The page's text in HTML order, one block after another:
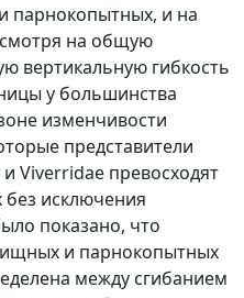
парнокопытных, и на
на общую
вертикальную гибкость
у большинства
изменчивости
представители
Viverridae превосходят
без исключения
показано, что
и парнокопытных
между сгибанием